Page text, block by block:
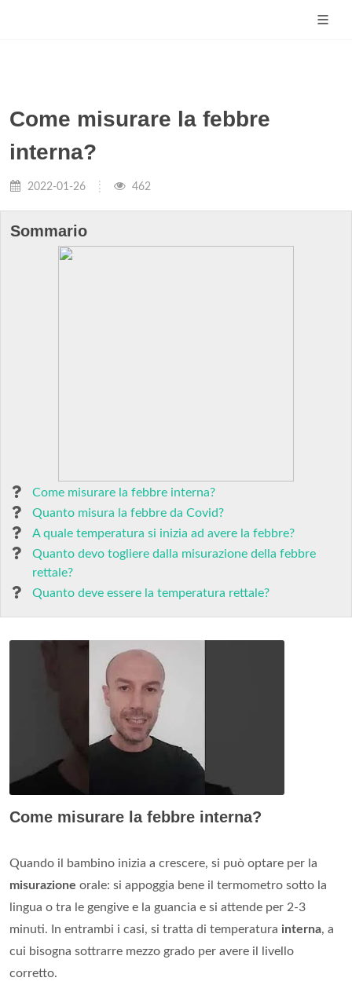
Come misurare la febbre
interna?
2022-01-26 462
Sommario
Come misurare la febbre interna?
Quanto misura la febbre da Covid?
A quale temperatura si inizia ad avere la febbre?
Quanto devo togliere dalla misurazione della febbre
rettale?
Quanto deve essere la temperatura rettale?
Come misurare la febbre interna?
Quando il bambino inizia a crescere, si può optare per la
misurazione orale: si appoggia bene il termometro sotto la
lingua o tra le gengive e la guancia e si attende per 2-3
minuti. In entrambi i casi, si tratta di temperatura interna, a
cui bisogna sottrarre mezzo grado per avere il livello
corretto.